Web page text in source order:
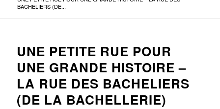
BACHELIERS (DE...
UNE PETITE RUE POUR
UNE GRANDE HISTOIRE –
LA RUE DES BACHELIERS
(DE LA BACHELLERIE)